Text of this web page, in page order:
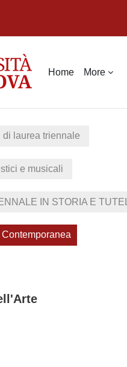
Home More
di laurea triennale
e musicali
IN STORIA E